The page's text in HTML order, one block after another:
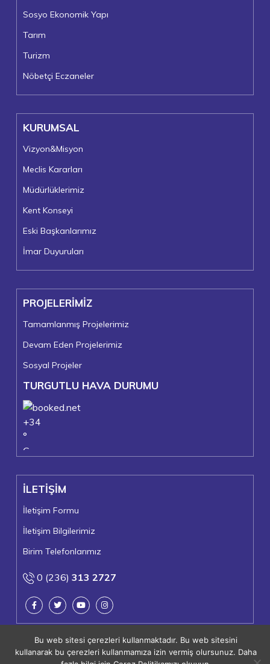
Sosyo Ekonomik Yapı
Tarım
Turizm
Nöbetçi Eczaneler
KURUMSAL
Vizyon&Misyon
Meclis Kararları
Müdürlüklerimiz
Kent Konseyi
Eski Başkanlarımız
İmar Duyuruları
PROJELERİMİZ
Tamamlanmış Projelerimiz
Devam Eden Projelerimiz
Sosyal Projeler
TURGUTLU HAVA DURUMU
+34
°
C
+23°
Turgutlu
Pazartesi, 10
İLETİŞİM
İletişim Formu
İletişim Bilgilerimiz
Birim Telefonlarımız
0 (236) 313 2727
Bu web sitesi çerezleri kullanmaktadır. Bu web sitesini
kullanarak bu çerezleri kullanmamıza izin vermiş olursunuz. Daha